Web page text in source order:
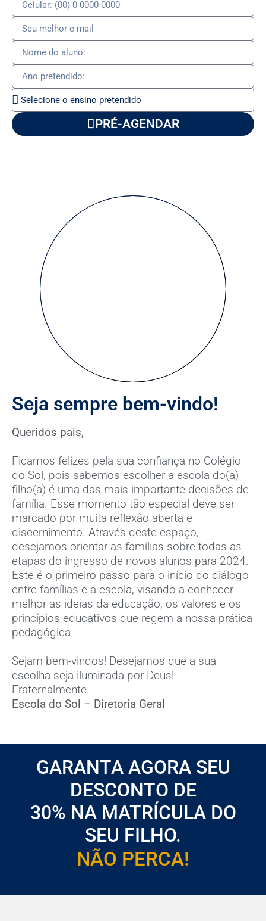
PRÉ-AGENDAR
Seja sempre bem-vindo!
Queridos pais,
Ficamos felizes pela sua confiança no Colégio
do Sol, pois sabemos escolher a escola do(a)
filho(a) é uma das mais importante decisões de
família. Esse momento tão especial deve ser
marcado por muita reflexão aberta e
discernimento. Através deste espaço,
desejamos orientar as famílias sobre todas as
etapas do ingresso de novos alunos para 2024.
Este é o primeiro passo para o início do diálogo
entre famílias e a escola, visando a conhecer
melhor as ideias da educação, os valores e os
princípios educativos que regem a nossa prática
pedagógica.
Sejam bem-vindos! Desejamos que a sua
escolha seja iluminada por Deus!
Fraternalmente.
Escola do Sol – Diretoria Geral
GARANTA AGORA SEU
DESCONTO DE
30% NA MATRÍCULA DO
SEU FILHO.
NÃO PERCA!